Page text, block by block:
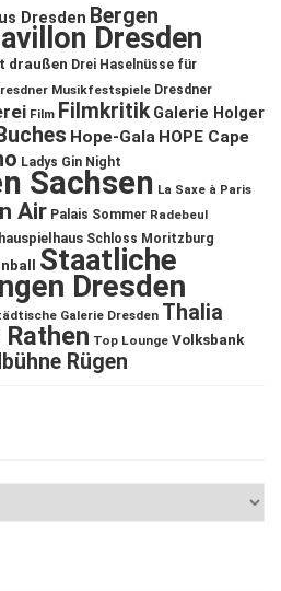
Dresden Bergen
Dresden
draußen Drei Haselnüsse für
Musikfestspiele Dresdner
Film Filmkritik Galerie Holger
Hope-Gala HOPE Cape
Ladys Gin Night
Sachsen La Saxe à Paris
Air Palais Sommer Radebeul
Schloss Moritzburg
Staatliche
Dresden
Galerie Dresden Thalia
Top Lounge Volksbank
Rügen